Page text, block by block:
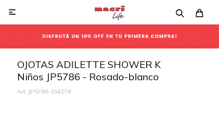

OJOTAS ADILETTE SHOWER K
Niños JP5786 - Rosado-blanco
JP5786-156178